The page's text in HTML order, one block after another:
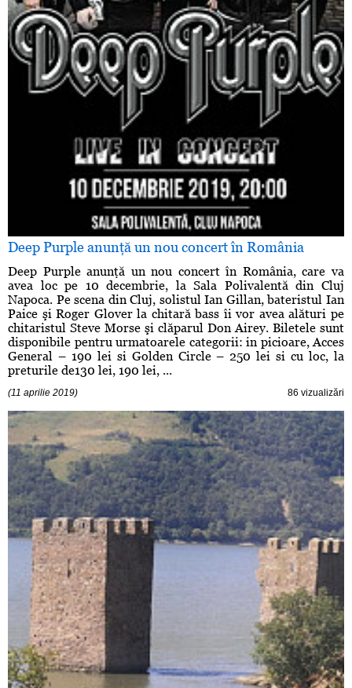
Deep Purple anunţă un nou concert în România
Deep Purple anunţă un nou concert în România, care va
avea loc pe 10 decembrie, la Sala Polivalentă din Cluj
Napoca. Pe scena din Cluj, solistul Ian Gillan, bateristul Ian
Paice şi Roger Glover la chitară bass îi vor avea alături pe
chitaristul Steve Morse şi clăparul Don Airey. Biletele sunt
disponibile pentru urmatoarele categorii: in picioare, Acces
General – 190 lei si Golden Circle – 250 lei si cu loc, la
preturile de130 lei, 190 lei, ...
(11 aprilie 2019) 86 vizualizări